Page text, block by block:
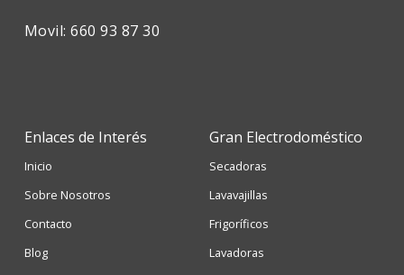
Movil: 660 93 87 30
Enlaces de Interés
Inicio
Sobre Nosotros
Contacto
Blog
Gran Electrodoméstico
Secadoras
Lavavajillas
Frigoríficos
Lavadoras